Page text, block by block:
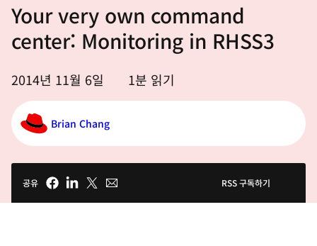
Your very own command
center: Monitoring in RHSS3
2014년 11월 6일 1분 읽기
Brian Chang
공유 RSS 구독하기